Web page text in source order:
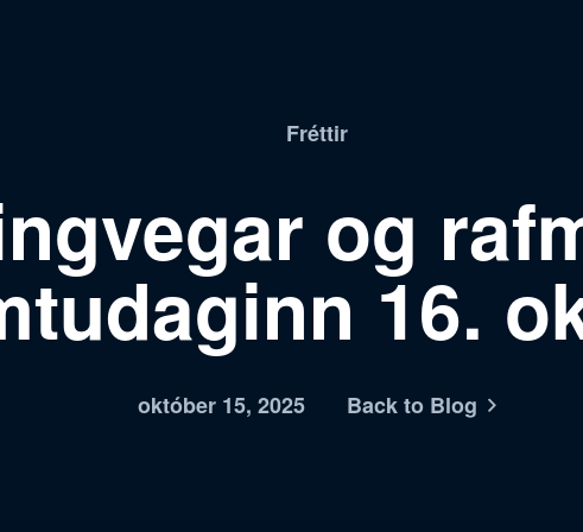
Fréttir
og
16.
október 15, 2025 Back to Blog